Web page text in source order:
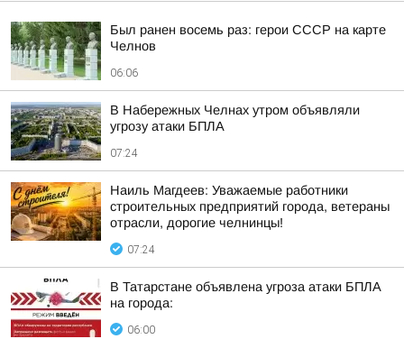
Был ранен восемь раз: герои СССР на карте
Челнов
06:06
В Набережных Челнах утром объявляли
угрозу атаки БПЛА
07:24
Наиль Магдеев: Уважаемые работники
строительных предприятий города, ветераны
отрасли, дорогие челнинцы!
07:24
В Татарстане объявлена угроза атаки БПЛА
на города:
06:00